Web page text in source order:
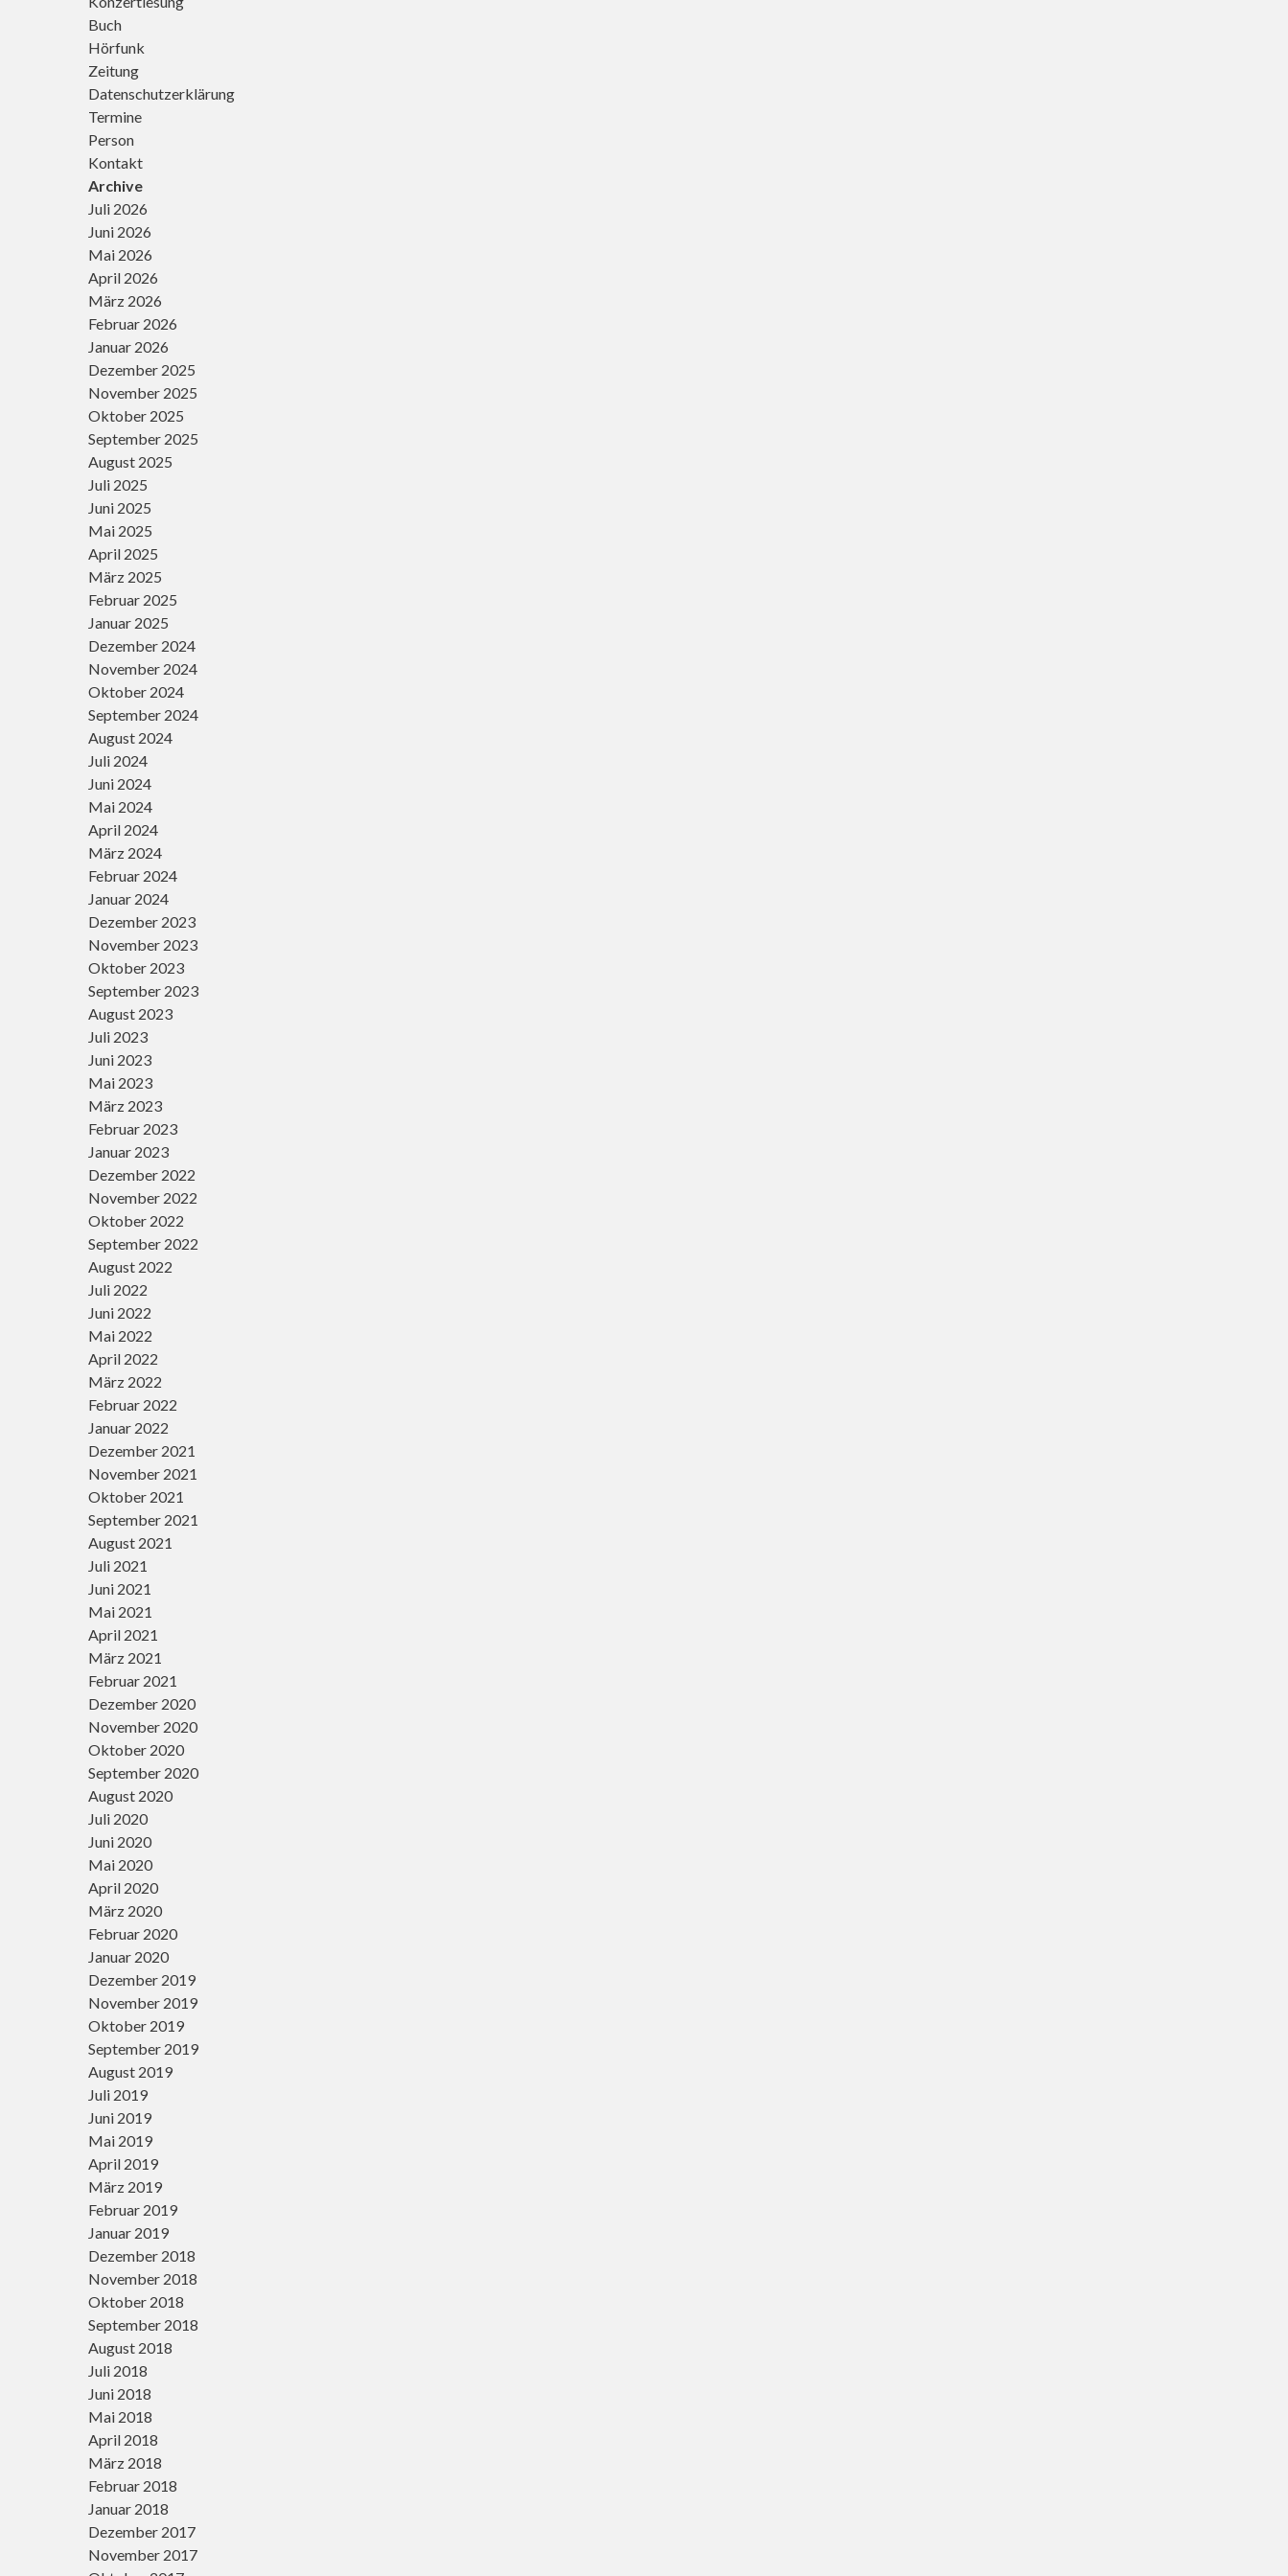
Buch
Hörfunk
Zeitung
Datenschutzerklärung
Termine
Person
Kontakt
Archive
Juli 2026
Juni 2026
Mai 2026
April 2026
März 2026
Februar 2026
Januar 2026
Dezember 2025
November 2025
Oktober 2025
September 2025
August 2025
Juli 2025
Juni 2025
Mai 2025
April 2025
März 2025
Februar 2025
Januar 2025
Dezember 2024
November 2024
Oktober 2024
September 2024
August 2024
Juli 2024
Juni 2024
Mai 2024
April 2024
März 2024
Februar 2024
Januar 2024
Dezember 2023
November 2023
Oktober 2023
September 2023
August 2023
Juli 2023
Juni 2023
Mai 2023
März 2023
Februar 2023
Januar 2023
Dezember 2022
November 2022
Oktober 2022
September 2022
August 2022
Juli 2022
Juni 2022
Mai 2022
April 2022
März 2022
Februar 2022
Januar 2022
Dezember 2021
November 2021
Oktober 2021
September 2021
August 2021
Juli 2021
Juni 2021
Mai 2021
April 2021
März 2021
Februar 2021
Dezember 2020
November 2020
Oktober 2020
September 2020
August 2020
Juli 2020
Juni 2020
Mai 2020
April 2020
März 2020
Februar 2020
Januar 2020
Dezember 2019
November 2019
Oktober 2019
September 2019
August 2019
Juli 2019
Juni 2019
Mai 2019
April 2019
März 2019
Februar 2019
Januar 2019
Dezember 2018
November 2018
Oktober 2018
September 2018
August 2018
Juli 2018
Juni 2018
Mai 2018
April 2018
März 2018
Februar 2018
Januar 2018
Dezember 2017
November 2017